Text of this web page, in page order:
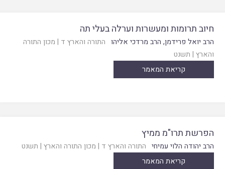
חיוב תרומות ומעשרות וערלה בעלי תה
הרב יואל פרידמן, הרב מרדכי אליהו התורה והארץ ד | מכון התורה
והארץ | תשנט
קריאת המאמר
הפרשת תרו"מ ממיץ
הרב יהודה הלוי עמיחי התורה והארץ ד | מכון התורה והארץ | תשנט
קריאת המאמר